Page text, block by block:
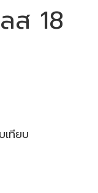
ส 18
เทียบ